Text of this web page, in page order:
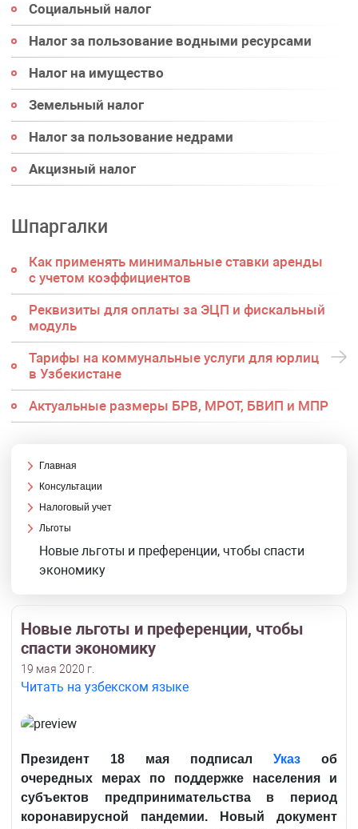
Социальный налог
Налог за пользование водными ресурсами
Налог на имущество
Земельный налог
Налог за пользование недрами
Акцизный налог
Шпаргалки
Как применять минимальные ставки аренды
с учетом коэффициентов
Реквизиты для оплаты за ЭЦП и фискальный
модуль
Тарифы на коммунальные услуги для юрлиц
в Узбекистане
Актуальные размеры БРВ, МРОТ, БВИП и МПР
Главная
Консультации
Налоговый учет
Льготы
Новые льготы и преференции, чтобы спасти
экономику
Новые льготы и преференции, чтобы
спасти экономику
19 мая 2020 г.
Читать на узбекском языке
Президент 18 мая подписал Указ об
очередных мерах по поддержке населения и
субъектов предпринимательства в период
коронавирусной пандемии. Новый документ